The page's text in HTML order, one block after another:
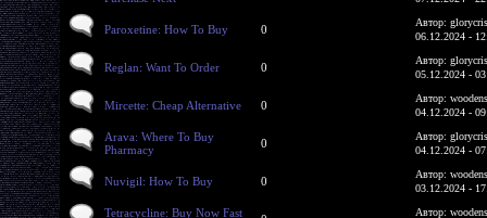
Paroxetine: How To Buy 0
Автор:
06.12.2024 -
Reglan: Want To Order 0
Автор:
05.12.2024 -
Mircette: Cheap Alternative 0
Автор:
04.12.2024 -
Arava: Where To Buy
Pharmacy
0
Автор:
04.12.2024 -
Nuvigil: How To Buy 0
Автор:
03.12.2024 -
Tetracycline: Buy Now Fast
Автор: